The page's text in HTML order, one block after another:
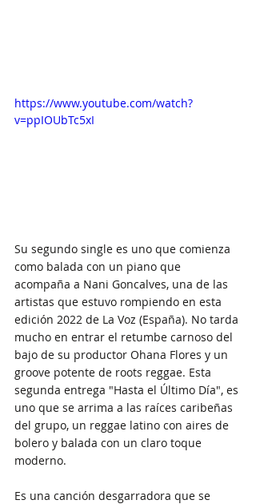
https://www.youtube.com/watch?
v=ppIOUbTc5xI
Su segundo single es uno que comienza
como balada con un piano que
acompaña a Nani Goncalves, una de las
artistas que estuvo rompiendo en esta
edición 2022 de La Voz (España). No tarda
mucho en entrar el retumbe carnoso del
bajo de su productor Ohana Flores y un
groove potente de roots reggae. Esta
segunda entrega "Hasta el Último Día", es
uno que se arrima a las raíces caribeñas
del grupo, un reggae latino con aires de
bolero y balada con un claro toque
moderno.
Es una canción desgarradora que se